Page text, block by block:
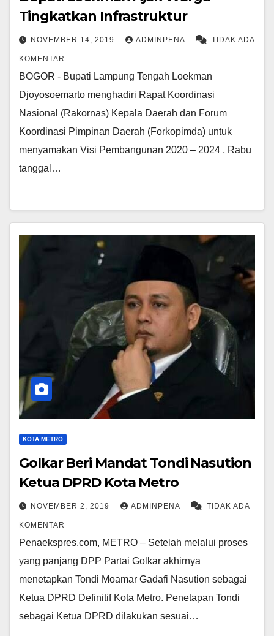
Tingkatkan Infrastruktur
NOVEMBER 14, 2019 ADMINPENA TIDAK ADA
KOMENTAR
BOGOR - Bupati Lampung Tengah Loekman
Djoyosoemarto menghadiri Rapat Koordinasi
Nasional (Rakornas) Kepala Daerah dan Forum
Koordinasi Pimpinan Daerah (Forkopimda) untuk
menyamakan Visi Pembangunan 2020 – 2024 , Rabu
tanggal…
KOTA METRO
Golkar Beri Mandat Tondi Nasution
Ketua DPRD Kota Metro
NOVEMBER 2, 2019 ADMINPENA TIDAK ADA
KOMENTAR
Penaekspres.com, METRO – Setelah melalui proses
yang panjang DPP Partai Golkar akhirnya
menetapkan Tondi Moamar Gadafi Nasution sebagai
Ketua DPRD Definitif Kota Metro. Penetapan Tondi
sebagai Ketua DPRD dilakukan sesuai…